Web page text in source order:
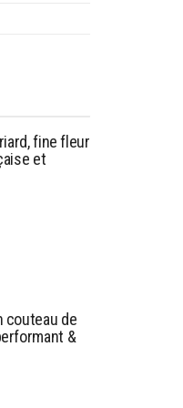
fine fleur
et
couteau de
&